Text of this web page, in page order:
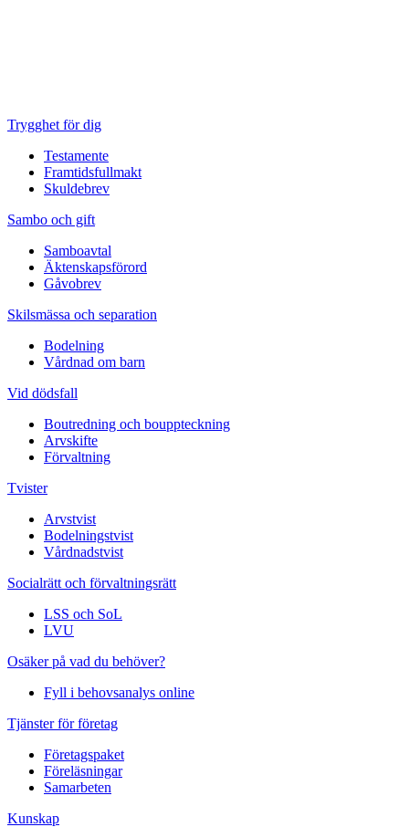
Trygghet för dig
Testamente
Framtidsfullmakt
Skuldebrev
Sambo och gift
Samboavtal
Äktenskapsförord
Gåvobrev
Skilsmässa och separation
Bodelning
Vårdnad om barn
Vid dödsfall
Boutredning och bouppteckning
Arvskifte
Förvaltning
Tvister
Arvstvist
Bodelningstvist
Vårdnadstvist
Socialrätt och förvaltningsrätt
LSS och SoL
LVU
Osäker på vad du behöver?
Fyll i behovsanalys online
Tjänster för företag
Företagspaket
Föreläsningar
Samarbeten
Kunskap